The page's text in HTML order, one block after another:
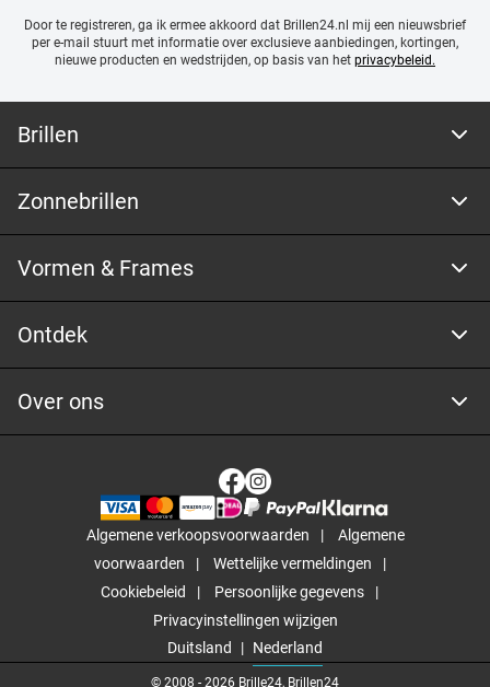
Door te registreren, ga ik ermee akkoord dat Brillen24.nl mij een nieuwsbrief
per e-mail stuurt met informatie over exclusieve aanbiedingen, kortingen,
nieuwe producten en wedstrijden, op basis van het privacybeleid.
Brillen
Zonnebrillen
Vormen & Frames
Ontdek
Over ons
Algemene verkoopsvoorwaarden
Algemene
voorwaarden
Wettelijke vermeldingen
Cookiebeleid
Persoonlijke gegevens
Privacyinstellingen wijzigen
Duitsland
Nederland
© 2008 - 2026 Brille24, Brillen24